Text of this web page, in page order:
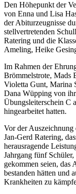
Den Höhepunkt der
von Enna und Lisa
der Abiturzeugnisse
stellvertretenden
Ratering und die
Ameling, Heike
Im Rahmen der
Brömmelstrote, Mads
Violetta Gunt, Marina
Dana Wüpping von
Übungsleiterschein C
hingearbeitet hatten.
Vor der Auszeichnung
Jan-Gerd Ratering,
herausragende
Jahrgang fünf
gekommen seien, das
bestanden hätten und
Krankheiten zu